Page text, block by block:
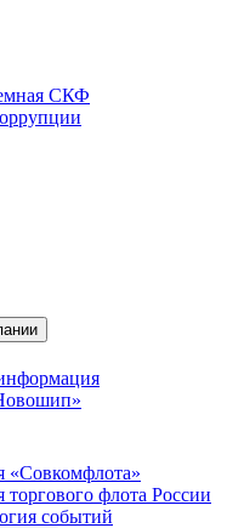
СКФ
«Совкомфлота»
торгового флота России
событий